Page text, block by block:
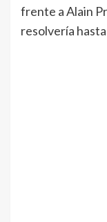
frente a Alain
resolvería